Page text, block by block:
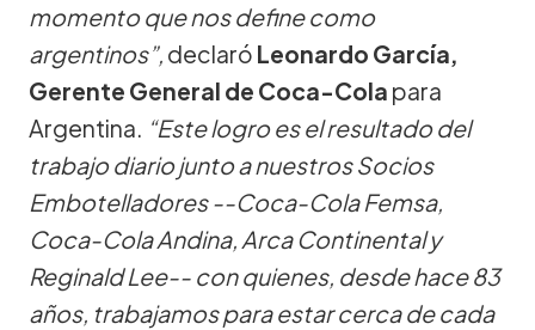
momento que nos define como
argentinos”, declaró Leonardo García,
Gerente General de Coca-Cola para
Argentina. “Este logro es el resultado del
trabajo diario junto a nuestros Socios
Embotelladores --Coca-Cola Femsa,
Coca-Cola Andina, Arca Continental y
Reginald Lee-- con quienes, desde hace 83
años, trabajamos para estar cerca de cada